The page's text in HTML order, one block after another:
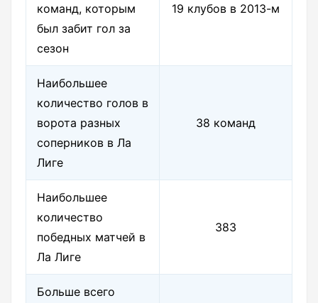
команд, которым
был забит гол за
сезон
19 клубов в 2013-м
Наибольшее
количество голов в
ворота разных
соперников в Ла
Лиге
38 команд
Наибольшее
количество
победных матчей в
Ла Лиге
383
Больше всего